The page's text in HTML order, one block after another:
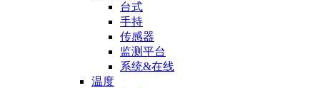
台式
手持
传感器
监测平台
系统&在线
温度